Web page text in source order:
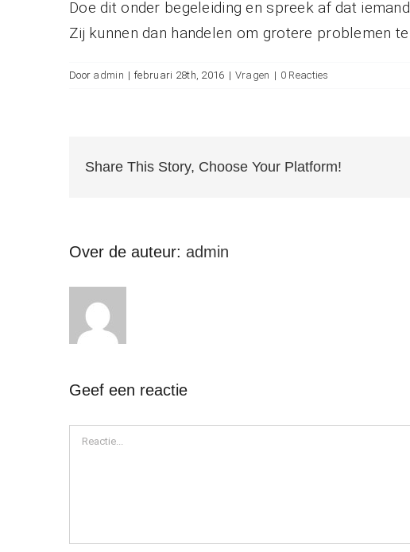
Doe dit onder begeleiding en spreek af dat
Zij kunnen dan handelen om grotere problemen
Door admin | februari 28th, 2016 | Vragen | 0 Reacties
Share This Story, Choose Your Platform!
Over de auteur: admin
Geef een reactie
Reactie